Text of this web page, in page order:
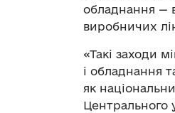
обладнання —
виробничих
«Такі заходи
і обладнання
як
Центрального